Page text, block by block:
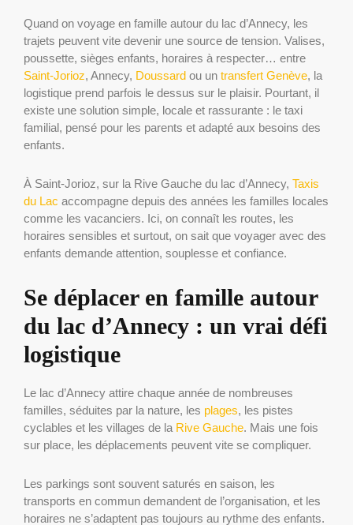
Quand on voyage en famille autour du lac d’Annecy, les
trajets peuvent vite devenir une source de tension. Valises,
poussette, sièges enfants, horaires à respecter… entre
Saint-Jorioz, Annecy, Doussard ou un transfert Genève, la
logistique prend parfois le dessus sur le plaisir. Pourtant, il
existe une solution simple, locale et rassurante : le taxi
familial, pensé pour les parents et adapté aux besoins des
enfants.
À Saint-Jorioz, sur la Rive Gauche du lac d’Annecy, Taxis
du Lac accompagne depuis des années les familles locales
comme les vacanciers. Ici, on connaît les routes, les
horaires sensibles et surtout, on sait que voyager avec des
enfants demande attention, souplesse et confiance.
Se déplacer en famille autour
du lac d’Annecy : un vrai défi
logistique
Le lac d’Annecy attire chaque année de nombreuses
familles, séduites par la nature, les plages, les pistes
cyclables et les villages de la Rive Gauche. Mais une fois
sur place, les déplacements peuvent vite se compliquer.
Les parkings sont souvent saturés en saison, les
transports en commun demandent de l’organisation, et les
horaires ne s’adaptent pas toujours au rythme des enfants.